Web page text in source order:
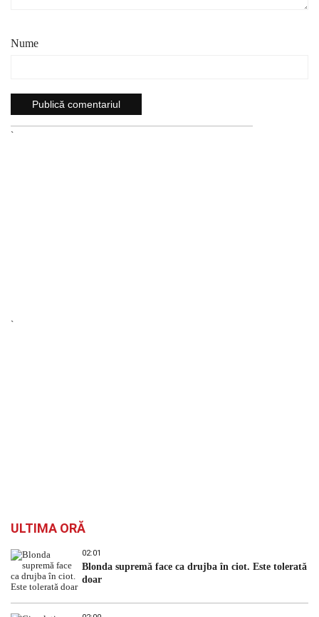
Nume
`
`
ULTIMA ORĂ
02:01
Blonda supremă face ca drujba în ciot. Este tolerată
doar